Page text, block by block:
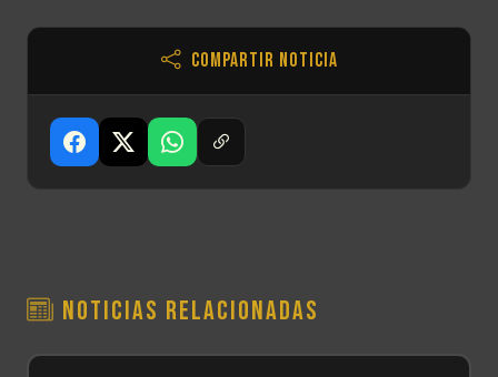
Compartir noticia
Noticias relacionadas